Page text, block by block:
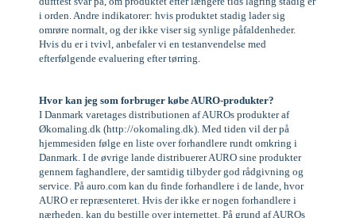
i orden. Andre indikatorer: hvis produktet stadig lader sig
omrøre normalt, og der ikke viser sig synlige påfaldenheder.
Hvis du er i tvivl, anbefaler vi en testanvendelse med
efterfølgende evaluering efter tørring.
Hvor kan jeg som forbruger købe AURO-produkter?
I Danmark varetages distributionen af AUROs produkter af
Økomaling.dk (http://okomaling.dk). Med tiden vil der på
hjemmesiden følge en liste over forhandlere rundt omkring i
Danmark. I de øvrige lande distribuerer AURO sine produkter
gennem faghandlere, der samtidig tilbyder god rådgivning og
service. På auro.com kan du finde forhandlere i de lande, hvor
AURO er repræsenteret. Hvis der ikke er nogen forhandlere i
nærheden, kan du bestille over internettet. På grund af AUROs